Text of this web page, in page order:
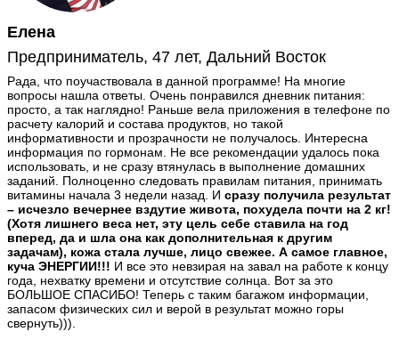
Елена
Предприниматель, 47 лет, Дальний Восток
Рада, что поучаствовала в данной программе! На многие
вопросы нашла ответы. Очень понравился дневник питания:
просто, а так наглядно! Раньше вела приложения в телефоне по
расчету калорий и состава продуктов, но такой
информативности и прозрачности не получалось. Интересна
информация по гормонам. Не все рекомендации удалось пока
использовать, и не сразу втянулась в выполнение домашних
заданий. Полноценно следовать правилам питания, принимать
витамины начала 3 недели назад. И сразу получила результат
– исчезло вечернее вздутие живота, похудела почти на 2 кг!
(Хотя лишнего веса нет, эту цель себе ставила на год
вперед, да и шла она как дополнительная к другим
задачам), кожа стала лучше, лицо свежее. А самое главное,
куча ЭНЕРГИИ!!! И все это невзирая на завал на работе к концу
года, нехватку времени и отсутствие солнца. Вот за это
БОЛЬШОЕ СПАСИБО! Теперь с таким багажом информации,
запасом физических сил и верой в результат можно горы
свернуть))).